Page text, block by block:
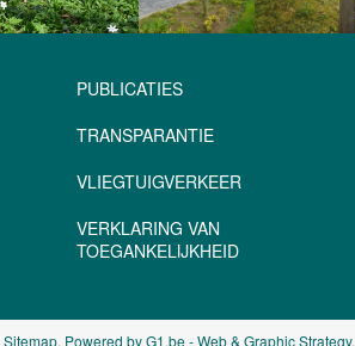
PUBLICATIES
TRANSPARANTIE
VLIEGTUIGVERKEER
VERKLARING VAN
TOEGANKELIJKHEID
Sitemap. Powered by G1.be - Web & Graphic Strategy.